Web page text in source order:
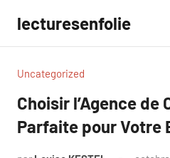
contenu
lecturesenfolie
Uncategorized
Choisir l’Agence de
Parfaite pour Votre